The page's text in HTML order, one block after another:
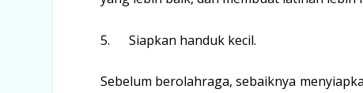
5. Siapkan handuk kecil.
Sebelum berolahraga, sebaiknya